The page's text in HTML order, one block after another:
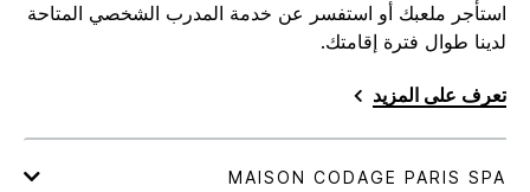
استأجر ملعبك أو استفسر عن خدمة المدرب الشخصي المتاحة
لدينا طوال فترة إقامتك.
تعرف على المزيد